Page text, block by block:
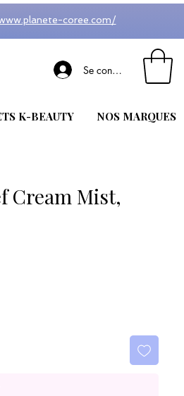
coree.com/
Se connecter
K-BEAUTY NOS MARQUES
Cream Mist,